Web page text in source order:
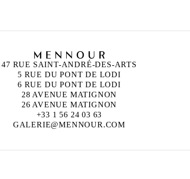
47 RUE SAINT-ANDRÉ-DES-ARTS
5 RUE DU PONT DE LODI
6 RUE DU PONT DE LODI
28 AVENUE MATIGNON
26 AVENUE MATIGNON
+33 1 56 24 03 63
GALERIE@MENNOUR.COM